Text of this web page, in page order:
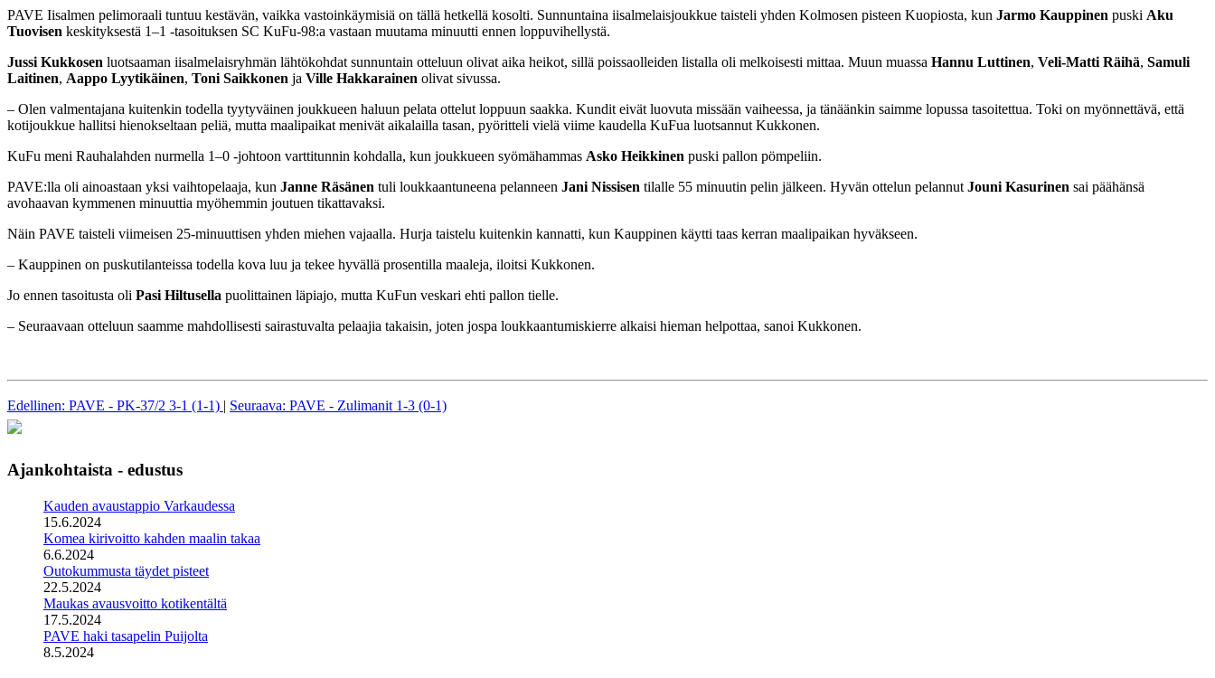
PAVE Iisalmen pelimoraali tuntuu kestävän, vaikka vastoinkäymisiä on tällä hetkellä kosolti. Sunnuntaina iisalmelaisjoukkue taisteli yhden Kolmosen pisteen Kuopiosta, kun Jarmo Kauppinen puski Aku
Tuovisen keskityksestä 1–1 -tasoituksen SC KuFu-98:a vastaan muutama minuutti ennen loppuvihellystä.
Jussi Kukkosen luotsaaman iisalmelaisryhmän lähtökohdat sunnuntain otteluun olivat aika heikot, sillä poissaolleiden listalla oli melkoisesti mittaa. Muun muassa Hannu Luttinen, Veli-Matti Räihä, Samuli
Laitinen, Aappo Lyytikäinen, Toni Saikkonen ja Ville Hakkarainen olivat sivussa.
– Olen valmentajana kuitenkin todella tyytyväinen joukkueen haluun pelata ottelut loppuun saakka. Kundit eivät luovuta missään vaiheessa, ja tänäänkin saimme lopussa tasoitettua. Toki on myönnettävä, että
kotijoukkue hallitsi hienokseltaan peliä, mutta maalipaikat menivät aikalailla tasan, pyöritteli vielä viime kaudella KuFua luotsannut Kukkonen.
KuFu meni Rauhalahden nurmella 1–0 -johtoon varttitunnin kohdalla, kun joukkueen syömähammas Asko Heikkinen puski pallon pömpeliin.
PAVE:lla oli ainoastaan yksi vaihtopelaaja, kun Janne Räsänen tuli loukkaantuneena pelanneen Jani Nissisen tilalle 55 minuutin pelin jälkeen. Hyvän ottelun pelannut Jouni Kasurinen sai päähänsä
avohaavan kymmenen minuuttia myöhemmin joutuen tikattavaksi.
Näin PAVE taisteli viimeisen 25-minuuttisen yhden miehen vajaalla. Hurja taistelu kuitenkin kannatti, kun Kauppinen käytti taas kerran maalipaikan hyväkseen.
– Kauppinen on puskutilanteissa todella kova luu ja tekee hyvällä prosentilla maaleja, iloitsi Kukkonen.
Jo ennen tasoitusta oli Pasi Hiltusella puolittainen läpiajo, mutta KuFun veskari ehti pallon tielle.
– Seuraavaan otteluun saamme mahdollisesti sairastuvalta pelaajia takaisin, joten jospa loukkaantumiskierre alkaisi hieman helpottaa, sanoi Kukkonen.
Edellinen: PAVE - PK-37/2 3-1 (1-1) | Seuraava: PAVE - Zulimanit 1-3 (0-1)
Ajankohtaista - edustus
Kauden avaustappio Varkaudessa
15.6.2024
Komea kirivoitto kahden maalin takaa
6.6.2024
Outokummusta täydet pisteet
22.5.2024
Maukas avausvoitto kotikentältä
17.5.2024
PAVE haki tasapelin Puijolta
8.5.2024